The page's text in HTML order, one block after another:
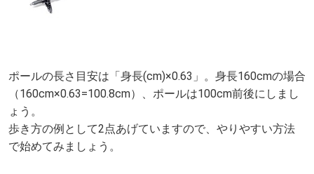
ポールの長さ目安は「身長(cm)×0.63」。身長160cmの場合
（160cm×0.63=100.8cm）、ポールは100cm前後にしまし
ょう。
歩き方の例として2点あげていますので、やりやすい方法
で始めてみましょう。